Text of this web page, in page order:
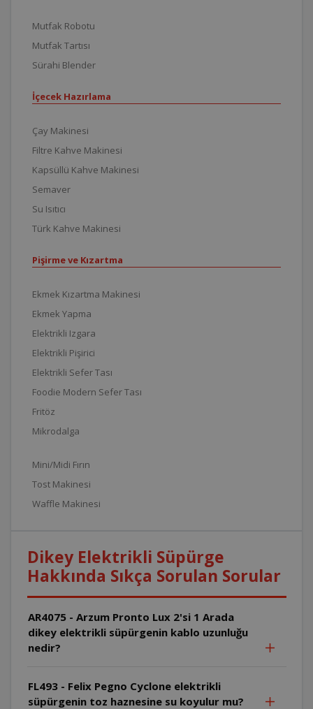
Mutfak Robotu
Mutfak Tartısı
Sürahi Blender
İçecek Hazırlama
Çay Makinesi
Filtre Kahve Makinesi
Kapsüllü Kahve Makinesi
Semaver
Su Isıtıcı
Türk Kahve Makinesi
Pişirme ve Kızartma
Ekmek Kızartma Makinesi
Ekmek Yapma
Elektrikli Izgara
Elektrikli Pişirici
Elektrikli Sefer Tası
Foodie Modern Sefer Tası
Fritöz
Mikrodalga
Mini/Midi Fırın
Tost Makinesi
Waffle Makinesi
Dikey Elektrikli Süpürge
Hakkında Sıkça Sorulan Sorular
AR4075 - Arzum Pronto Lux 2'si 1 Arada
dikey elektrikli süpürgenin kablo uzunluğu
nedir?
FL493 - Felix Pegno Cyclone elektrikli
süpürgenin toz haznesine su koyulur mu?